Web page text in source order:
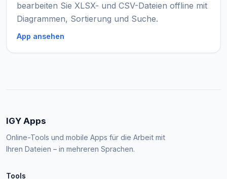
bearbeiten Sie XLSX- und CSV-Dateien offline mit
Diagrammen, Sortierung und Suche.
App ansehen
IGY Apps
Online-Tools und mobile Apps für die Arbeit mit
Ihren Dateien – in mehreren Sprachen.
Tools